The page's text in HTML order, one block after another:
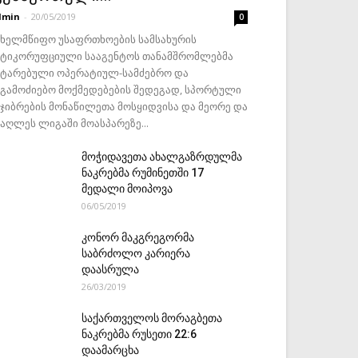
- 20/05/2019 0
უსაფრთხოების სამსახურის
სააგენტოს თანამშრომლებმა
ოპერატიულ-სამძებრო და
მოქმედებების შედეგად, სპორტული
მონაწილეთა მოსყიდვისა და მეორე და
ლიგაში მოასპარეზე...
მოჭიდავეთა ახალგაზრდულმა
ნაკრებმა რუმინეთში 17
მედალი მოიპოვა
06/05/2019
კონორ მაკგრეგორმა
საბრძოლო კარიერა
დაასრულა
26/03/2019
საქართველოს მორაგბეთა
ნაკრებმა რუსეთი 22:6
დაამარცხა